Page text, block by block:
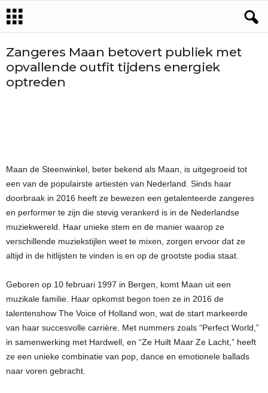
Zangeres Maan betovert publiek met
opvallende outfit tijdens energiek
optreden
Maan de Steenwinkel, beter bekend als Maan, is uitgegroeid tot
een van de populairste artiesten van Nederland. Sinds haar
doorbraak in 2016 heeft ze bewezen een getalenteerde zangeres
en performer te zijn die stevig verankerd is in de Nederlandse
muziekwereld. Haar unieke stem en de manier waarop ze
verschillende muziekstijlen weet te mixen, zorgen ervoor dat ze
altijd in de hitlijsten te vinden is en op de grootste podia staat.
Geboren op 10 februari 1997 in Bergen, komt Maan uit een
muzikale familie. Haar opkomst begon toen ze in 2016 de
talentenshow The Voice of Holland won, wat de start markeerde
van haar succesvolle carrière. Met nummers zoals “Perfect World,”
in samenwerking met Hardwell, en “Ze Huilt Maar Ze Lacht,” heeft
ze een unieke combinatie van pop, dance en emotionele ballads
naar voren gebracht.